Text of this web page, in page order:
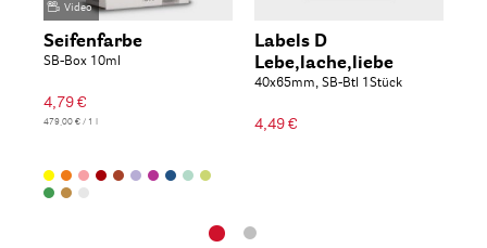
Video
Seifenfarbe
SB-Box 10ml
4,79 €
479,00 € / 1 l
Labels D
Lebe,lache,liebe
40x65mm, SB-Btl 1Stück
4,49 €